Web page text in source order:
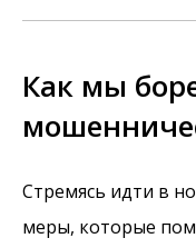
Как мы
Стремясь идти в
меры, которые